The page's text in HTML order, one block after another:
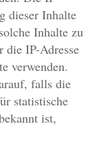
dieser Inhalte
Inhalte zu
die IP-Adresse
verwenden.
falls die
statistische
ist,